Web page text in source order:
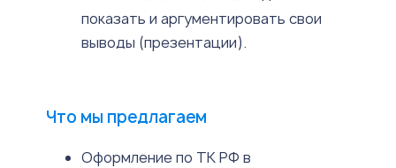
показать и аргументировать свои
выводы (презентации).
Что мы предлагаем
Оформление по ТК РФ в